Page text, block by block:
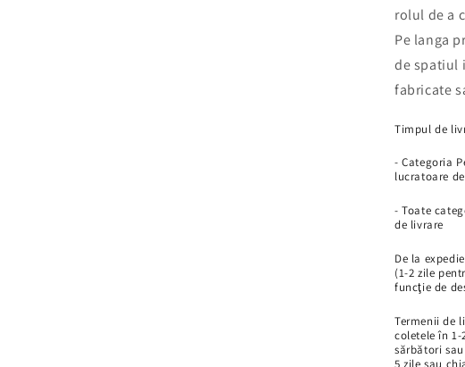
rolul de a
Pe langa
de spatiul
fabricate
Timpul de
- Categoria
lucratoare
- Toate
de livrare
De la
(1-2 zile
funcţie de
Termenii de
coletele în
sărbători
5 zile sau